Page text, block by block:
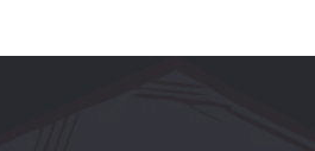
estetik bir gelecek için yanınızdayız.